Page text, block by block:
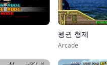
펭귄 형제
Arcade